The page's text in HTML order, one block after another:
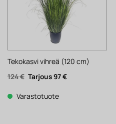
Tekokasvi vihreä (120 cm)
124€ Alkuperäinen
hinta
124 €.
97€Nykyinen
Varastotuote